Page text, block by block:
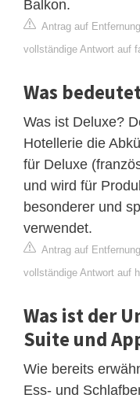
Balkon.
Antrag auf
vollständige Antwort auf
Was
Was ist Deluxe?
Hotellerie die
für Deluxe
und wird für
besonderer und
verwendet.
Antrag auf
vollständige Antwort auf
Was ist der
Suite und
Wie bereits
Ess- und